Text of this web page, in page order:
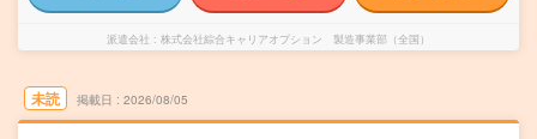
派遣会社 株式会社綜合キャリアオプション 製造事業部（全国）
未読 掲載日 2026/08/05